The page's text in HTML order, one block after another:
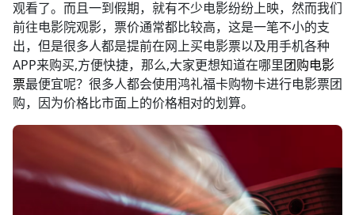
观看了。而且一到假期，就有不少电影纷纷上映，然而我们
前往电影院观影，票价通常都比较高，这是一笔不小的支
出，但是很多人都是提前在网上买电影票以及用手机各种
APP来购买,方便快捷，那么,大家更想知道在哪里团购电影
票最便宜呢？很多人都会使用鸿礼福卡购物卡进行电影票团
购，因为价格比市面上的价格相对的划算。